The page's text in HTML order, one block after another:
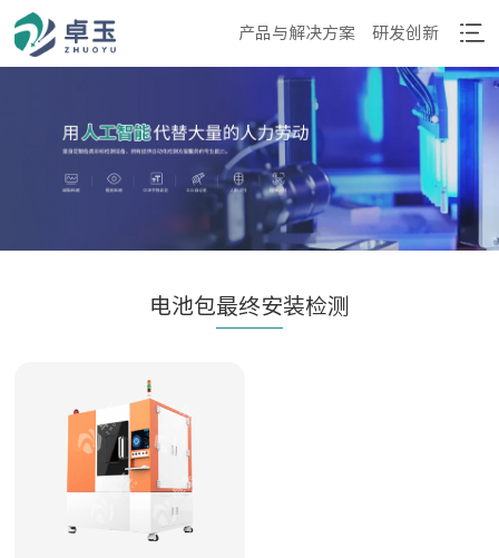
产品与解决方案 研发创新
电池包最终安装检测